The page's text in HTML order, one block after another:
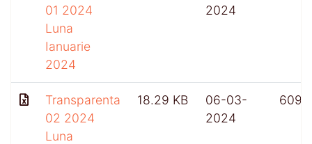
01 2024
Luna
Ianuarie
2024
2024
Transparenta
02 2024
Luna
18.29 KB
06-03-
2024
609